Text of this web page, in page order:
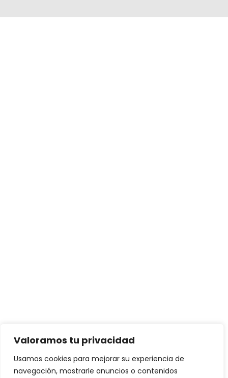
Valoramos tu privacidad
Usamos cookies para mejorar su experiencia de
navegación, mostrarle anuncios o contenidos